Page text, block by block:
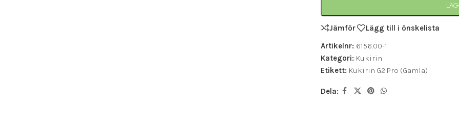
Jämför
Lägg till i önskelista
Artikelnr: 6156.00-1
Kategori: Kukirin
Etikett: Kukirin G2 Pro (Gamla)
Dela: